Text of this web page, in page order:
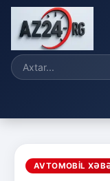
AVTOMOBIL